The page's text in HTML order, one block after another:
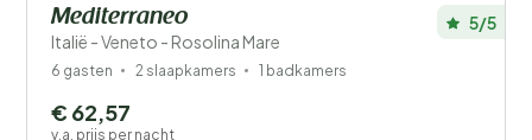
Mediterraneo
Italië - Veneto - Rosolina Mare
5/5
6 gasten 2 slaapkamers 1 badkamers
€ 62,57
v.a. prijs per nacht